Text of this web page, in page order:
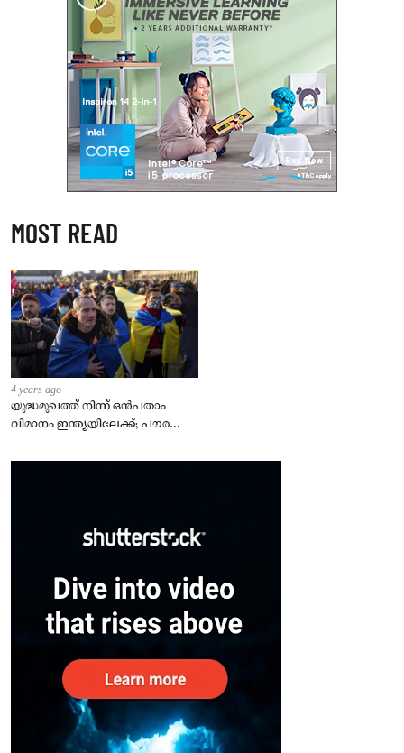
MOST READ
4 years ago
യുദ്ധമുഖത്ത് നിന്ന് ഒൻപതാം
വിമാനം ഇന്ത്യയിലേക്ക്; പൗരന്മാർ
– കേന്ദ്രം